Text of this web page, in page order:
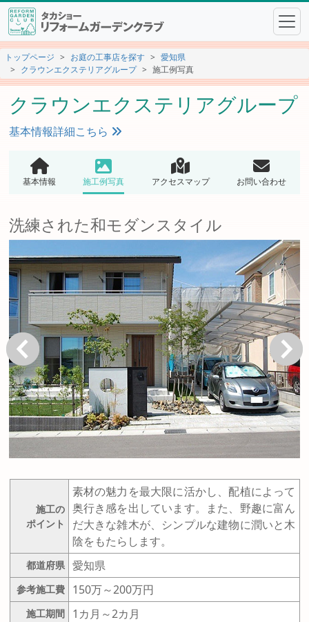
トップページ お庭の工事店を探す
愛知県
クラウンエクステリアグループ
施工例写真
クラウンエクステリアグループ
基本情報詳細こちら
基本情報 施工例写真 アクセスマップ お問い合わせ
洗練された和モダンスタイル
戻る 次へ
施工の
ポイント
素材の魅力を最大限に活かし、配植によって
奥行き感を出しています。また、野趣に富ん
だ大きな雑木が、シンプルな建物に潤いと木
陰をもたらします。
都道府県 愛知県
参考施工費 150万～200万円
施工期間 1カ月～2カ月